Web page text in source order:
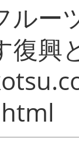
ー
復興